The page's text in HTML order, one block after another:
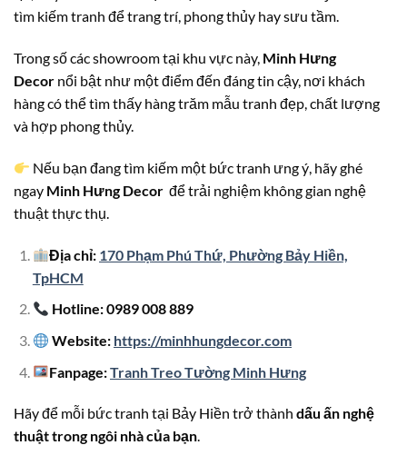
tìm kiếm tranh để trang trí, phong thủy hay sưu tầm.
Trong số các showroom tại khu vực này, Minh Hưng
Decor nổi bật như một điểm đến đáng tin cậy, nơi khách
hàng có thể tìm thấy hàng trăm mẫu tranh đẹp, chất lượng
và hợp phong thủy.
Nếu bạn đang tìm kiếm một bức tranh ưng ý, hãy ghé
ngay Minh Hưng Decor để trải nghiệm không gian nghệ
thuật thực thụ.
Địa chỉ: 170 Phạm Phú Thứ, Phường Bảy Hiền,
TpHCM
Hotline: 0989 008 889
Website: https://minhhungdecor.com
Fanpage:Tranh Treo Tường Minh Hưng
Hãy để mỗi bức tranh tại Bảy Hiền trở thành dấu ấn nghệ
thuật trong ngôi nhà của bạn.